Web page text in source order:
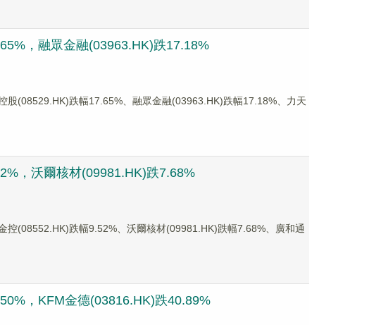
，融眾金融(03963.HK)跌17.18%
股(08529.HK)跌幅17.65%、融眾金融(03963.HK)跌幅17.18%、力天
，沃爾核材(09981.HK)跌7.68%
控(08552.HK)跌幅9.52%、沃爾核材(09981.HK)跌幅7.68%、廣和通
，KFM金德(03816.HK)跌40.89%